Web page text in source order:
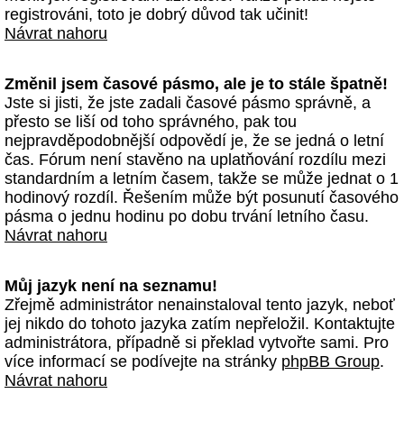
registrováni, toto je dobrý důvod tak učinit!
Návrat nahoru
Změnil jsem časové pásmo, ale je to stále špatně!
Jste si jisti, že jste zadali časové pásmo správně, a
přesto se liší od toho správného, pak tou
nejpravděpodobnější odpovědí je, že se jedná o letní
čas. Fórum není stavěno na uplatňování rozdílu mezi
standardním a letním časem, takže se může jednat o 1
hodinový rozdíl. Řešením může být posunutí časového
pásma o jednu hodinu po dobu trvání letního času.
Návrat nahoru
Můj jazyk není na seznamu!
Zřejmě administrátor nenainstaloval tento jazyk, neboť
jej nikdo do tohoto jazyka zatím nepřeložil. Kontaktujte
administrátora, případně si překlad vytvořte sami. Pro
více informací se podívejte na stránky phpBB Group.
Návrat nahoru